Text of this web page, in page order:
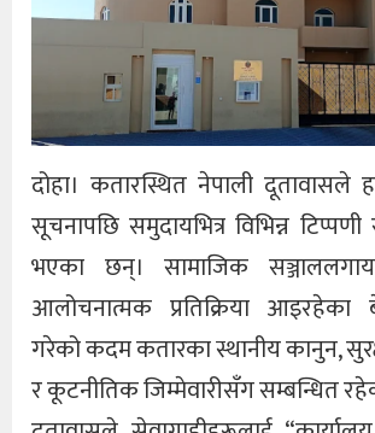
दोहा। कतारस्थित नेपाली दूतावासले
सूचनापछि समुदायभित्र विभिन्न
भएका छन्। सामाजिक
आलोचनात्मक प्रतिक्रिया आइरहेका
गरेको कदम कतारका स्थानीय कानुन,
र कूटनीतिक जिम्मेवारीसँग सम्बन्धित